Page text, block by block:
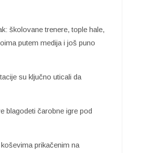
školovane trenere, tople hale,
putem medija i još puno
su ključno uticali da
blagodeti čarobne igre pod
prikačenim na